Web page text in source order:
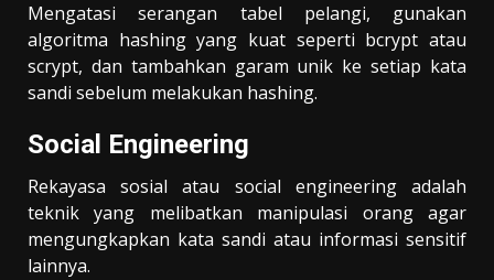
Mengatasi serangan tabel pelangi, gunakan
algoritma hashing yang kuat seperti bcrypt atau
scrypt, dan tambahkan garam unik ke setiap kata
sandi sebelum melakukan hashing.
Social Engineering
Rekayasa sosial atau social engineering adalah
teknik yang melibatkan manipulasi orang agar
mengungkapkan kata sandi atau informasi sensitif
lainnya.